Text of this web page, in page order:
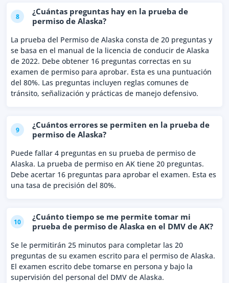
8
¿Cuántas preguntas hay en la prueba de
permiso de Alaska?
La prueba del Permiso de Alaska consta de 20 preguntas y
se basa en el manual de la licencia de conducir de Alaska
de 2022. Debe obtener 16 preguntas correctas en su
examen de permiso para aprobar. Esta es una puntuación
del 80%. Las preguntas incluyen reglas comunes de
tránsito, señalización y prácticas de manejo defensivo.
9
¿Cuántos errores se permiten en la prueba de
permiso de Alaska?
Puede fallar 4 preguntas en su prueba de permiso de
Alaska. La prueba de permiso en AK tiene 20 preguntas.
Debe acertar 16 preguntas para aprobar el examen. Esta es
una tasa de precisión del 80%.
10
¿Cuánto tiempo se me permite tomar mi
prueba de permiso de Alaska en el DMV de AK?
Se le permitirán 25 minutos para completar las 20
preguntas de su examen escrito para el permiso de Alaska.
El examen escrito debe tomarse en persona y bajo la
supervisión del personal del DMV de Alaska.